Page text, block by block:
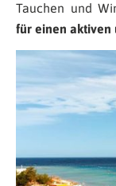
Tauchen und
für einen aktiven